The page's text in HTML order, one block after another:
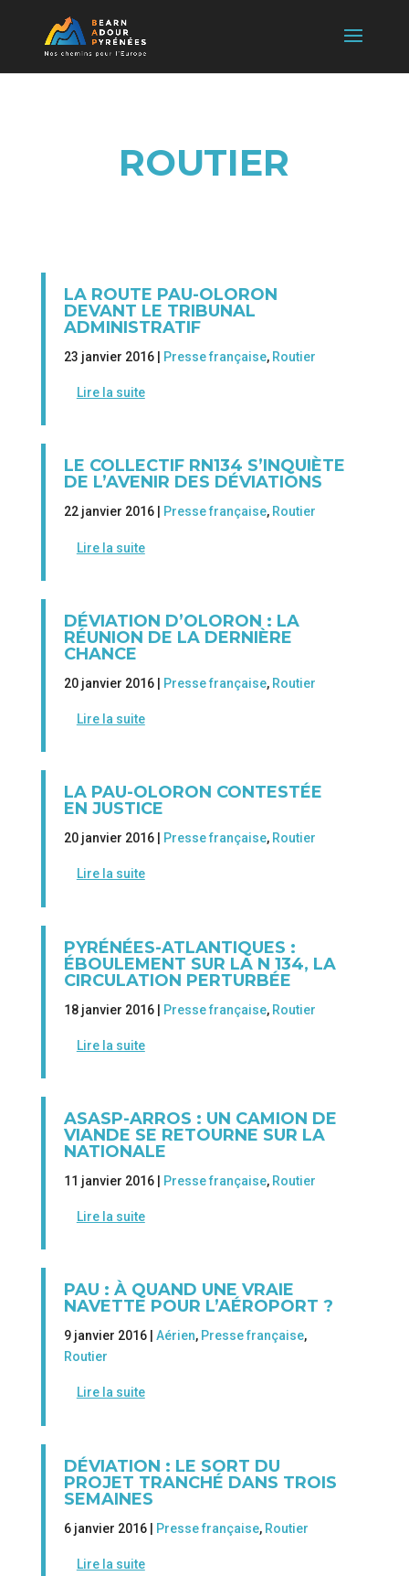
ROUTIER
LA ROUTE PAU-OLORON
DEVANT LE TRIBUNAL
ADMINISTRATIF
23 janvier 2016 | Presse française, Routier
Lire la suite
LE COLLECTIF RN134 S’INQUIÈTE
DE L’AVENIR DES DÉVIATIONS
22 janvier 2016 | Presse française, Routier
Lire la suite
DÉVIATION D’OLORON : LA
RÉUNION DE LA DERNIÈRE
CHANCE
20 janvier 2016 | Presse française, Routier
Lire la suite
LA PAU-OLORON CONTESTÉE
EN JUSTICE
20 janvier 2016 | Presse française, Routier
Lire la suite
PYRÉNÉES-ATLANTIQUES :
ÉBOULEMENT SUR LA N 134, LA
CIRCULATION PERTURBÉE
18 janvier 2016 | Presse française, Routier
Lire la suite
ASASP-ARROS : UN CAMION DE
VIANDE SE RETOURNE SUR LA
NATIONALE
11 janvier 2016 | Presse française, Routier
Lire la suite
PAU : À QUAND UNE VRAIE
NAVETTE POUR L’AÉROPORT ?
9 janvier 2016 | Aérien, Presse française,
Routier
Lire la suite
DÉVIATION : LE SORT DU
PROJET TRANCHÉ DANS TROIS
SEMAINES
6 janvier 2016 | Presse française, Routier
Lire la suite